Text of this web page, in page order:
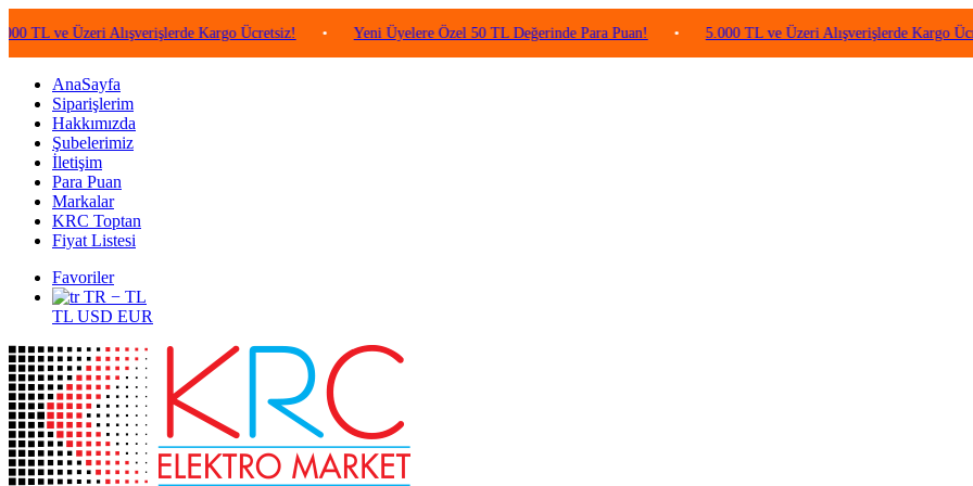
Üzeri Alışverişlerde Kargo Ücretsiz! • Yeni Üyelere Özel 50 TL Değerinde Para Puan! • 5.000 TL ve Üzeri Alışverişlerde Kargo Ücretsiz!
AnaSayfa
Siparişlerim
Hakkımızda
Şubelerimiz
İletişim
Para Puan
Markalar
KRC Toptan
Fiyat Listesi
Favoriler
TR − TL
TL USD EUR